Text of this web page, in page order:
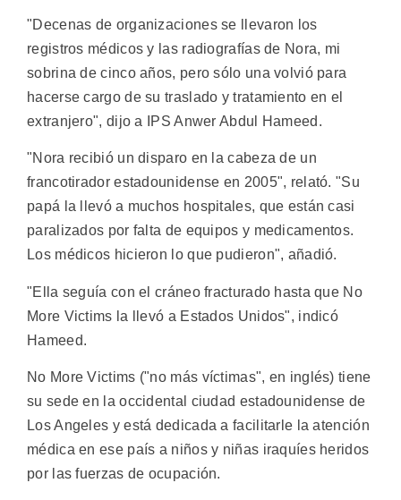
"Decenas de organizaciones se llevaron los
registros médicos y las radiografías de Nora, mi
sobrina de cinco años, pero sólo una volvió para
hacerse cargo de su traslado y tratamiento en el
extranjero", dijo a IPS Anwer Abdul Hameed.
"Nora recibió un disparo en la cabeza de un
francotirador estadounidense en 2005", relató. "Su
papá la llevó a muchos hospitales, que están casi
paralizados por falta de equipos y medicamentos.
Los médicos hicieron lo que pudieron", añadió.
"Ella seguía con el cráneo fracturado hasta que No
More Victims la llevó a Estados Unidos", indicó
Hameed.
No More Victims ("no más víctimas", en inglés) tiene
su sede en la occidental ciudad estadounidense de
Los Angeles y está dedicada a facilitarle la atención
médica en ese país a niños y niñas iraquíes heridos
por las fuerzas de ocupación.